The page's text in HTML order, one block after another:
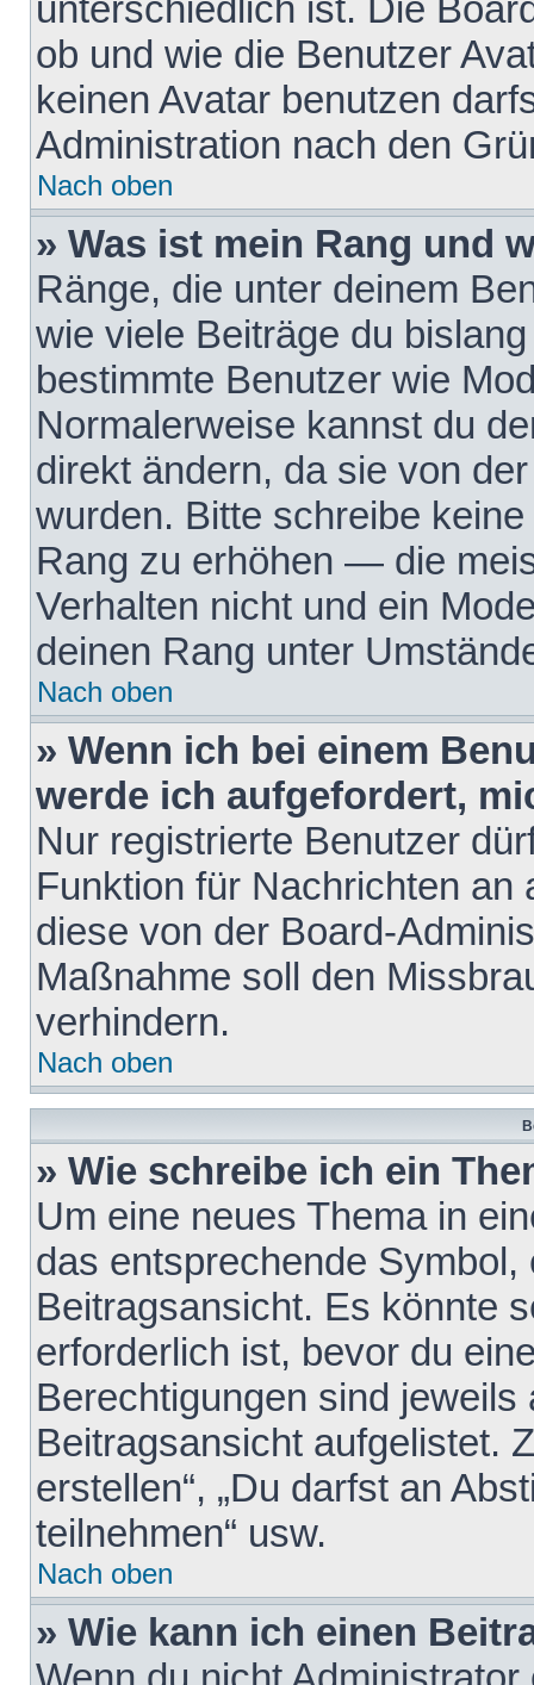
unterschiedlich ist. Die
ob und wie die Benutzer
keinen Avatar benutzen
Administration nach den
Nach oben
» Was ist mein Rang und
Ränge, die unter deinem
wie viele Beiträge du
bestimmte Benutzer wie
Normalerweise kannst du
direkt ändern, da sie von
wurden. Bitte schreibe
Rang zu erhöhen — die
Verhalten nicht und ein
deinen Rang unter
Nach oben
» Wenn ich bei einem
werde ich aufgefordert,
Nur registrierte Benutzer
Funktion für Nachrichten
diese von der Board-
Maßnahme soll den
verhindern.
Nach oben
» Wie schreibe ich ein
Um eine neues Thema in
das entsprechende
Beitragsansicht. Es könnte
erforderlich ist, bevor du
Berechtigungen sind
Beitragsansicht aufgelistet.
erstellen“, „Du darfst an
teilnehmen“ usw.
Nach oben
» Wie kann ich einen